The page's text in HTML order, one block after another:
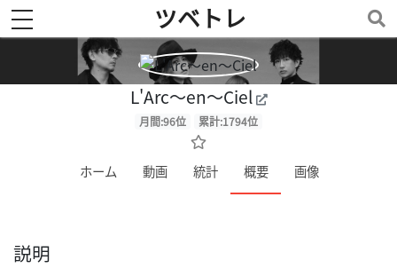
toggle navigation ツベトレ
L'Arc〜en〜Ciel
月間:96位 累計:1794位
ホーム 動画 統計 概要 画像
説明